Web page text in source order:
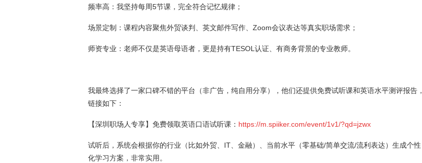
频率高：我坚持每周5节课，完全符合记忆规律；
场景定制：课程内容聚焦外贸谈判、英文邮件写作、Zoom会议表达等真实职场需求；
师资专业：老师不仅是英语母语者，更是持有TESOL认证、有商务背景的专业教师。
我最终选择了一家口碑不错的平台（非广告，纯自用分享），他们还提供免费试听课和英语水平测评报告，
链接如下：
【深圳职场人专享】免费领取英语口语试听课： https://m.spiiker.com/event/1v1/?qd=jzwx
试听后，系统会根据你的行业（比如外贸、IT、金融）、当前水平（零基础/简单交流/流利表达）生成个性
化学习方案，非常实用。